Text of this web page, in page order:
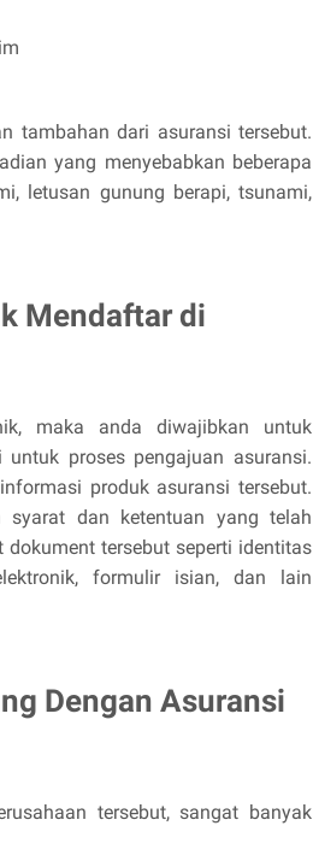
tambahan dari asuransi tersebut.
yang menyebabkan beberapa
letusan gunung berapi, tsunami,
Mendaftar di
maka anda diwajibkan untuk
proses pengajuan asuransi.
produk asuransi tersebut.
syarat dan ketentuan yang telah
tersebut seperti identitas
formulir isian, dan lain
Dengan Asuransi
tersebut, sangat banyak